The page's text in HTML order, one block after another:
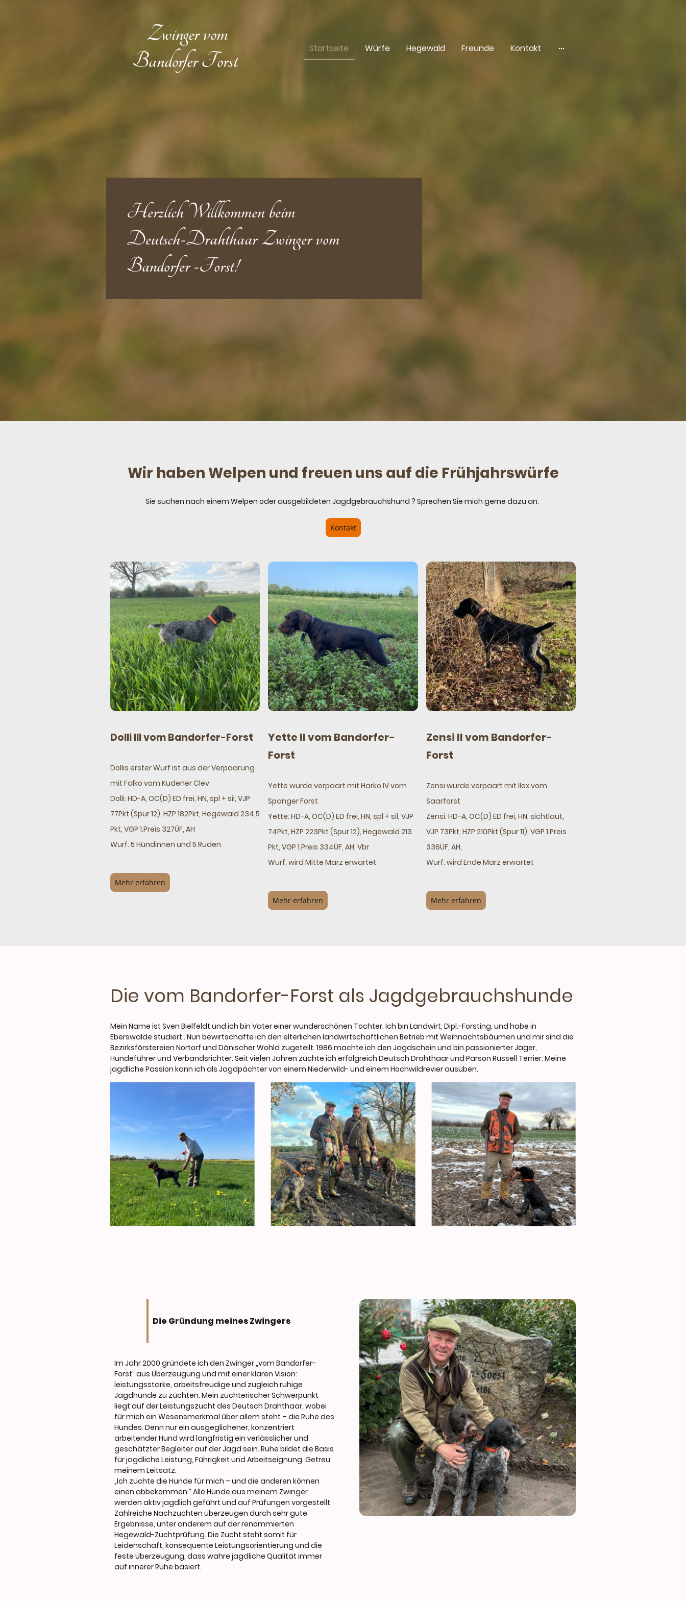
Zwinger vom
Bandorfer Forst
Startseite Würfe Hegewald Freunde Kontakt
Herzlich Willkommen beim
Deutsch-Drahthaar Zwinger vom
Bandorfer -Forst!
Wir haben Welpen und freuen uns auf die Frühjahrswürfe
Sie suchen nach einem Welpen oder ausgebildeten Jagdgebrauchshund ? Sprechen Sie mich gerne dazu an.
Kontakt
Dolli III vom Bandorfer-Forst
Dollis erster Wurf ist aus der Verpaarung
mit Falko vom Kudener Clev
Dolli: HD-A, OC(D) ED frei, HN, spl + sil, VJP
77Pkt (Spur 12), HZP 182Pkt, Hegewald 234,5
Pkt, VGP 1.Preis 327ÜF, AH
Wurf: 5 Hündinnen und 5 Rüden
Mehr erfahren
Yette II vom Bandorfer-
Forst
Yette wurde verpaart mit Harko IV vom
Spanger Forst
Yette: HD-A, OC(D) ED frei, HN, spl + sil, VJP
74Pkt, HZP 223Pkt (Spur 12), Hegewald 213
Pkt, VGP 1.Preis 334ÜF, AH, Vbr
Wurf: wird Mitte März erwartet
Mehr erfahren
Zensi II vom Bandorfer-
Forst
Zensi wurde verpaart mit Ilex vom
Saarforst
Zensi: HD-A, OC(D) ED frei, HN, sichtlaut,
VJP 73Pkt, HZP 210Pkt (Spur 11), VGP 1.Preis
336ÜF, AH,
Wurf: wird Ende März erwartet
Mehr erfahren
Die vom Bandorfer-Forst als Jagdgebrauchshunde
Mein Name ist Sven Bielfeldt und ich bin Vater einer wunderschönen Tochter. Ich bin Landwirt, Dipl.-Forsting. und habe in
Eberswalde studiert . Nun bewirtschafte ich den elterlichen landwirtschaftlichen Betrieb mit Weihnachtsbäumen und mir sind die
Bezirksförstereien Nortorf und Dänischer Wohld zugeteilt. 1986 machte ich den Jagdschein und bin passionierter Jäger,
Hundeführer und Verbandsrichter. Seit vielen Jahren züchte ich erfolgreich Deutsch Drahthaar und Parson Russell Terrier. Meine
jagdliche Passion kann ich als Jagdpächter von einem Niederwild- und einem Hochwildrevier ausüben.
Die Gründung meines Zwingers
Im Jahr 2000 gründete ich den Zwinger „vom Bandorfer-
Forst“ aus Überzeugung und mit einer klaren Vision:
leistungsstarke, arbeitsfreudige und zugleich ruhige
Jagdhunde zu züchten. Mein züchterischer Schwerpunkt
liegt auf der Leistungszucht des Deutsch Drahthaar, wobei
für mich ein Wesensmerkmal über allem steht – die Ruhe des
Hundes. Denn nur ein ausgeglichener, konzentriert
arbeitender Hund wird langfristig ein verlässlicher und
geschätzter Begleiter auf der Jagd sein. Ruhe bildet die Basis
für jagdliche Leistung, Führigkeit und Arbeitseignung. Getreu
meinem Leitsatz:
„Ich züchte die Hunde für mich – und die anderen können
einen abbekommen.“ Alle Hunde aus meinem Zwinger
werden aktiv jagdlich geführt und auf Prüfungen vorgestellt.
Zahlreiche Nachzuchten überzeugen durch sehr gute
Ergebnisse, unter anderem auf der renommierten
Hegewald-Zuchtprüfung. Die Zucht steht somit für
Leidenschaft, konsequente Leistungsorientierung und die
feste Überzeugung, dass wahre jagdliche Qualität immer
auf innerer Ruhe basiert.